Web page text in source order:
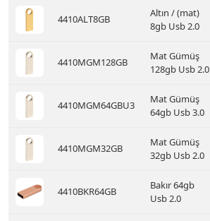
4410ALT8GB
Altın / (mat)
8gb Usb 2.0
4410MGM128GB
Mat Gümüş
128gb Usb 2.0
4410MGM64GBU3
Mat Gümüş
64gb Usb 3.0
4410MGM32GB
Mat Gümüş
32gb Usb 2.0
4410BKR64GB
Bakır 64gb
Usb 2.0